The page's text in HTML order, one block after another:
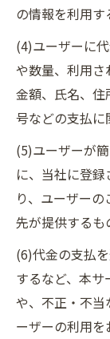
の情報を利用す
(4)ユーザーに
や数量、利用
金額、氏名、
号などの支払
(5)ユーザーが
に、当社に登
り、ユーザー
先が提供する
(6)代金の支払
するなど、本
や、不正・不
ーザーの利用